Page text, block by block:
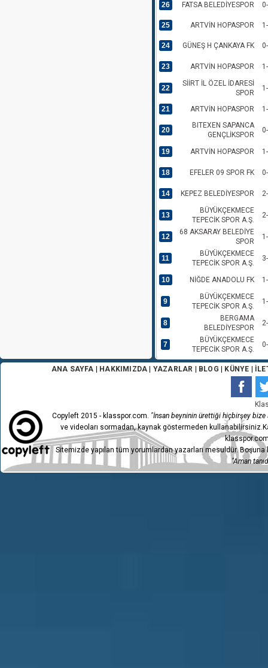
26 FATSA BELEDİYESPOR
25 ARTVİN HOPASPOR
24 GÜNEŞ H ÇANKAYA FK
23 ARTVİN HOPASPOR
22
SİİRT İL ÖZEL İDARESİ
SPOR
21 ARTVİN HOPASPOR
20
BITEXEN SAPANCA
GENÇLİKSPOR
19 ARTVİN HOPASPOR
18 EFELER 09 SPOR FK
14 KEPEZ BELEDİYESPOR
13
BÜYÜKÇEKMECE
TEPECİK SPOR A.Ş.
12
68 AKSARAY BELEDİYE
SPOR
11
BÜYÜKÇEKMECE
TEPECİK SPOR A.Ş.
10 NİĞDE ANADOLU FK
9
BÜYÜKÇEKMECE
TEPECİK SPOR A.Ş.
8
BERGAMA
BELEDİYESPOR
7
BÜYÜKÇEKMECE
TEPECİK SPOR A.Ş.
6 BEYOĞLU YENİ ÇARŞI
OSMANİYESPOR
FUTBOL KULÜBÜ
TEPECİK SPOR A.Ş.
2 MERKÜR H ERBAASPOR
1
BÜYÜKÇEKMECE
TEPECİK SPOR A.Ş.
ANA SAYFA HAKKIMIZDA YAZARLAR BLOG KÜNYE
Copyleft 2015 - klasspor.com. "İnsan beyninin ürettiği hiçbirşey bize
ve videoları sormadan, kaynak göstermeden
Sitemizde yapılan tüm yorumlardan yazarları mesuldür.
"Aman